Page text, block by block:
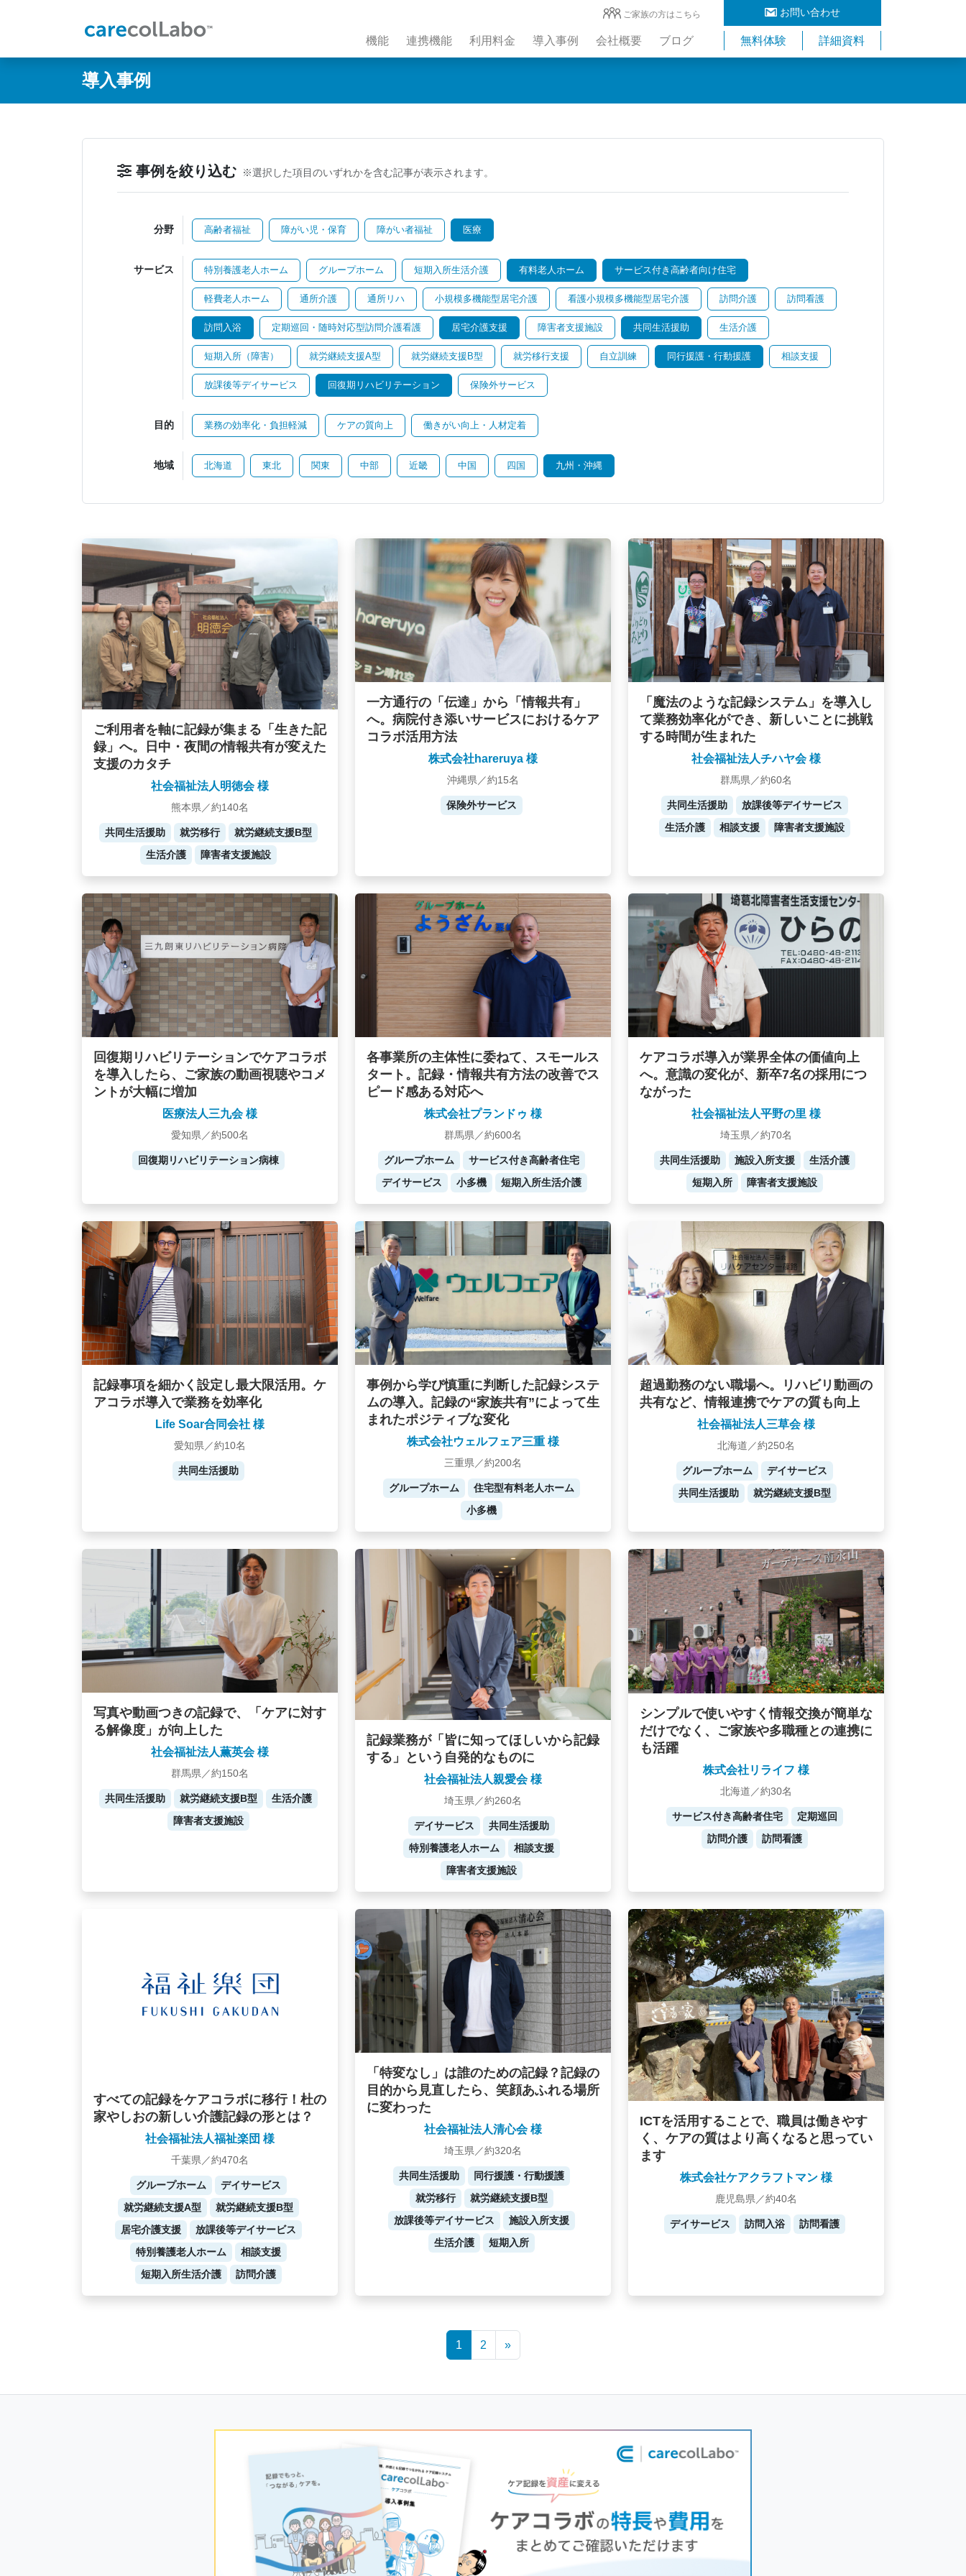
お問い合わせ
ご家族の方はこちら
機能 連携機能 利用料金 導入事例 会社概要 ブログ 無料体験 詳細資料
導入事例
事例を絞り込む ※選択した項目のいずれかを含む記事が表示されます。
分野 高齢者福祉 障がい児・保育 障がい者福祉 医療
サービス 特別養護老人ホーム グループホーム 短期入所生活介護 有料老人ホーム サービス付き高齢者向け住宅
軽費老人ホーム 通所介護 通所リハ 小規模多機能型居宅介護 看護小規模多機能型居宅介護 訪問介護 訪問看護
訪問入浴 定期巡回・随時対応型訪問介護看護 居宅介護支援 障害者支援施設 共同生活援助 生活介護
短期入所（障害） 就労継続支援A型 就労継続支援B型 就労移行支援 自立訓練 同行援護・行動援護 相談支援
放課後等デイサービス 回復期リハビリテーション 保険外サービス
目的 業務の効率化・負担軽減 ケアの質向上 働きがい向上・人材定着
地域 北海道 東北 関東 中部 近畿 中国 四国 九州・沖縄
ご利用者を軸に記録が集まる「生きた記
録」へ。日中・夜間の情報共有が変えた
支援のカタチ
社会福祉法人明徳会 様
熊本県／約140名
共同生活援助 就労移行
就労継続支援B型
生活介護
障害者支援施設
一方通行の「伝達」から「情報共有」
へ。病院付き添いサービスにおけるケア
コラボ活用方法
株式会社hareruya 様
沖縄県／約15名
保険外サービス
「魔法のような記録システム」を導入し
て業務効率化ができ、新しいことに挑戦
する時間が生まれた
社会福祉法人チハヤ会 様
群馬県／約60名
共同生活援助
放課後等デイサービス
生活介護
相談支援 障害者支援施設
回復期リハビリテーションでケアコラボ
を導入したら、ご家族の動画視聴やコメ
ントが大幅に増加
医療法人三九会 様
愛知県／約500名
回復期リハビリテーション病棟
各事業所の主体性に委ねて、スモールス
タート。記録・情報共有方法の改善でス
ピード感ある対応へ
株式会社プランドゥ 様
群馬県／約600名
グループホーム
サービス付き高齢者住宅
デイサービス
小多機 短期入所生活介護
ケアコラボ導入が業界全体の価値向上
へ。意識の変化が、新卒7名の採用につ
ながった
社会福祉法人平野の里 様
埼玉県／約70名
共同生活援助 施設入所支援
生活介護
短期入所
障害者支援施設
記録事項を細かく設定し最大限活用。ケ
アコラボ導入で業務を効率化
Life Soar合同会社 様
愛知県／約10名
共同生活援助
事例から学び慎重に判断した記録システ
ムの導入。記録の“家族共有”によって生
まれたポジティブな変化
株式会社ウェルフェア三重 様
三重県／約200名
グループホーム
住宅型有料老人ホーム
小多機
超過勤務のない職場へ。リハビリ動画の
共有など、情報連携でケアの質も向上
社会福祉法人三草会 様
北海道／約250名
グループホーム
デイサービス
共同生活援助
就労継続支援B型
写真や動画つきの記録で、「ケアに対す
る解像度」が向上した
社会福祉法人薫英会 様
群馬県／約150名
共同生活援助 就労継続支援B型
生活介護
障害者支援施設
記録業務が「皆に知ってほしいから記録
する」という自発的なものに
社会福祉法人親愛会 様
埼玉県／約260名
デイサービス
共同生活援助
特別養護老人ホーム
相談支援
障害者支援施設
シンプルで使いやすく情報交換が簡単な
だけでなく、ご家族や多職種との連携に
も活躍
株式会社リライフ 様
北海道／約30名
サービス付き高齢者住宅
定期巡回
訪問介護
訪問看護
すべての記録をケアコラボに移行！杜の
家やしおの新しい介護記録の形とは？
社会福祉法人福祉楽団 様
千葉県／約470名
グループホーム
デイサービス
就労継続支援A型
就労継続支援B型
居宅介護支援
放課後等デイサービス
特別養護老人ホーム
相談支援
短期入所生活介護
訪問介護
「特変なし」は誰のための記録？記録の
目的から見直したら、笑顔あふれる場所
に変わった
社会福祉法人清心会 様
埼玉県／約320名
共同生活援助
同行援護・行動援護
就労移行
就労継続支援B型
放課後等デイサービス
施設入所支援
生活介護
短期入所
ICTを活用することで、職員は働きやす
く、ケアの質はより高くなると思ってい
ます
株式会社ケアクラフトマン 様
鹿児島県／約40名
デイサービス 訪問入浴 訪問看護
1 2 »